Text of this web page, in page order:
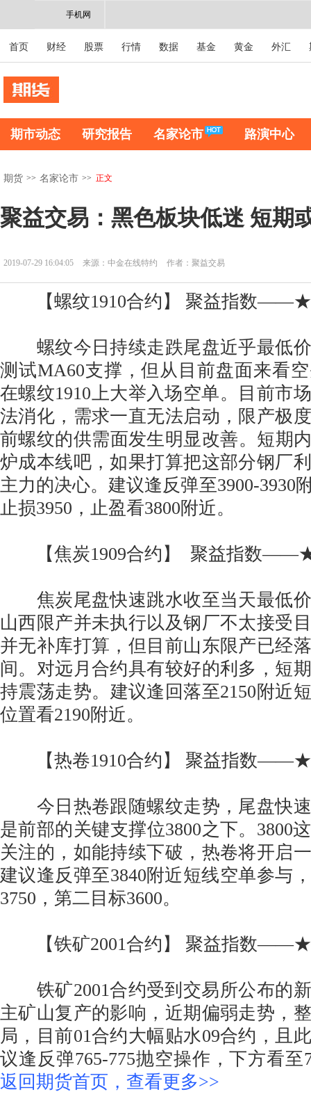
手机网
首页 财经 股票 行情 数据 基金 黄金 外汇
期市动态 研究报告 名家论市 路演中心
期货 >> 名家论市 >> 正文
聚益交易：黑色板块低迷 短期
2019-07-29 16:04:05 来源：中金在线特约 作者：聚益交易
【螺纹1910合约】 聚益指数
螺纹今日持续走跌尾盘近乎最低价
测试MA60支撑，但从目前盘面来看
在螺纹1910上大举入场空单。目前市
法消化，需求一直无法启动，限产极
前螺纹的供需面发生明显改善。短期
炉成本线吧，如果打算把这部分钢厂
主力的决心。建议逢反弹至3900-3930
止损3950，止盈看3800附近。
【焦炭1909合约】 聚益指数
焦炭尾盘快速跳水收至当天最低价
山西限产并未执行以及钢厂不太接受
并无补库打算，但目前山东限产已经
间。对远月合约具有较好的利多，短
持震荡走势。建议逢回落至2150附近
位置看2190附近。
【热卷1910合约】 聚益指数
今日热卷跟随螺纹走势，尾盘快速
是前部的关键支撑位3800之下。3800
关注的，如能持续下破，热卷将开启
建议逢反弹至3840附近短线空单参与
3750，第二目标3600。
【铁矿2001合约】 聚益指数
铁矿2001合约受到交易所公布的
主矿山复产的影响，近期偏弱走势，
局，目前01合约大幅贴水09合约，且
议逢反弹765-775抛空操作，下方看至
返回期货首页，查看更多>>